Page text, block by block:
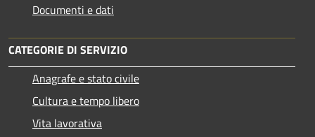
Documenti e dati
CATEGORIE DI SERVIZIO
Anagrafe e stato civile
Cultura e tempo libero
Vita lavorativa